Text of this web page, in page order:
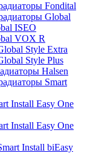
Fondital
Global
ISEO
VOX R
Style Extra
Style Plus
Halsen
Smart
Install Easy One
Install Easy One
Install biEasy